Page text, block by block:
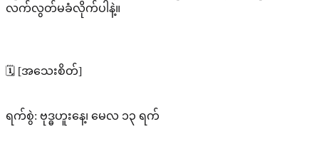
လက်လွတ်မခံလိုက်ပါနဲ့။
🗓️ [အသေးစိတ်]
ရက်စွဲ: ဗုဒ္ဓဟူးနေ့၊ မေလ ၁၃ ရက်